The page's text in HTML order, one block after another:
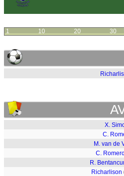
1 10 20 30
X.
C.
M. van de
C.
R.
Richarlison